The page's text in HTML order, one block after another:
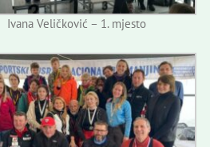
Ivana Veličković – 1. mjesto